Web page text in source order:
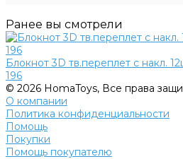
Ранее вы смотрели
Блокнот 3D тв.переплет с накл.
196
© 2026 HomaToys, Все права
О компании
Политика конфиденциальности
Помощь
Покупки
Помощь покупателю